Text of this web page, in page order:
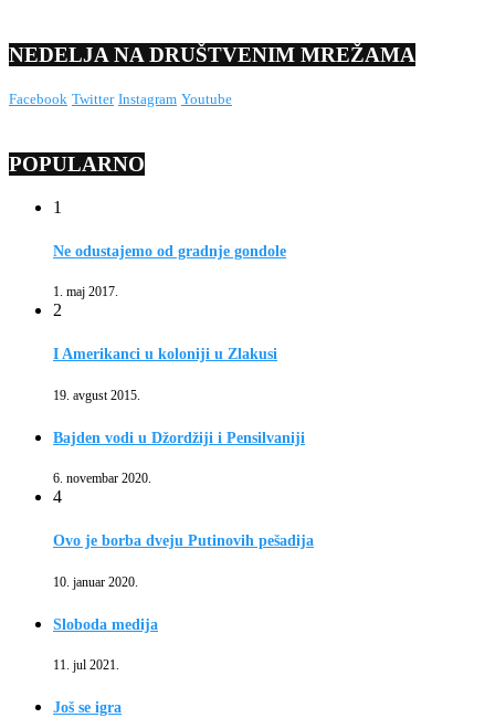
NEDELJA NA DRUŠTVENIM MREŽAMA
Facebook Twitter Instagram Youtube
POPULARNO
1
Ne odustajemo od gradnje gondole
1. maj 2017.
2
I Amerikanci u koloniji u Zlakusi
19. avgust 2015.
Bajden vodi u Džordžiji i Pensilvaniji
6. novembar 2020.
4
Ovo je borba dveju Putinovih pešadija
10. januar 2020.
Sloboda medija
11. jul 2021.
Još se igra